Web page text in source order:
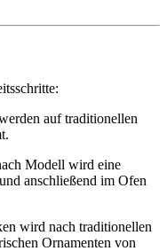
auf traditionellen
Modell wird eine
anschließend im Ofen
wird nach traditionellen
Ornamenten von